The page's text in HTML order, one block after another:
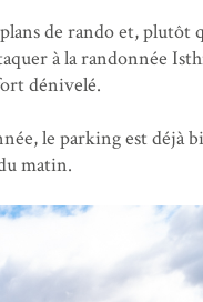
de rando et, plutôt
à la randonnée
dénivelé.
le parking est déjà
matin.